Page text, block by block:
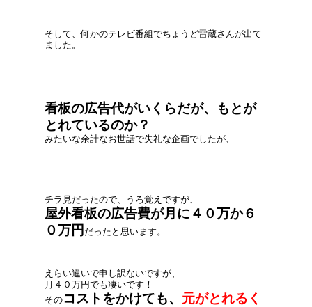
そして、何かのテレビ番組でちょうど雷蔵さんが出て
ました。
看板の広告代がいくらだが、もとが
とれているのか？
みたいな余計なお世話で失礼な企画でしたが、
チラ見だったので、うろ覚えですが、
屋外看板の広告費が月に４０万か６
０万円 だったと思います。
えらい違いで申し訳ないですが、
月４０万円でも凄いです！
そのコストをかけても、 元がとれるく